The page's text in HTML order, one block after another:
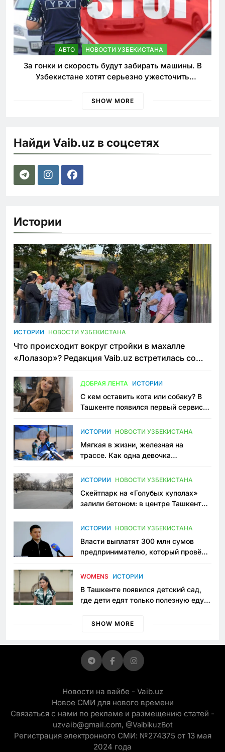
АВТО НОВОСТИ УЗБЕКИСТАНА
За гонки и скорость будут забирать машины. В
Узбекистане хотят серьезно ужесточить
SHOW MORE
Найди Vaib.uz в соцсетях
Истории
ИСТОРИИ НОВОСТИ УЗБЕКИСТАНА
Что происходит вокруг стройки в махалле
«Лолазор»? Редакция Vaib.uz встретилась со
ДОБРАЯ ЛЕНТА ИСТОРИИ
С кем оставить кота или собаку? В
Ташкенте появился первый сервис
ИСТОРИИ НОВОСТИ УЗБЕКИСТАНА
Мягкая в жизни, железная на
трассе. Как одна девочка
Узбекистане
ИСТОРИИ НОВОСТИ УЗБЕКИСТАНА
Скейтпарк на «Голубых куполах»
залили бетоном: в центре Ташкента
пространство
ИСТОРИИ НОВОСТИ УЗБЕКИСТАНА
Власти выплатят 300 млн сумов
предпринимателю, который провёл
приговору
WOMENS ИСТОРИИ
В Ташкенте появился детский сад,
где дети едят только полезную еду.
просить «кашу без сахара»
SHOW MORE
Новости на вайбе - Vaib.uz
Новое СМИ для нового времени
Связаться с нами по рекламе и размещению статей -
uzvaib@gmail.com, @VaibikuzBot
Регистрация электронного СМИ: №274375 от 13 мая
2024 года